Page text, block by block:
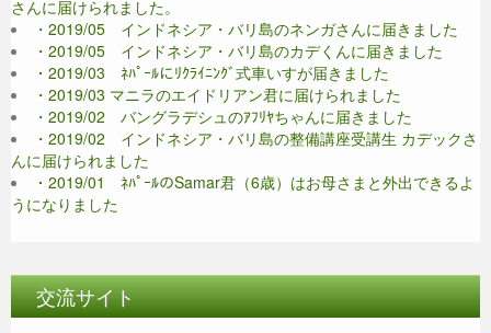
さんに届けられました。
・2019/05 インドネシア・バリ島のネンガさんに届きました
・2019/05 インドネシア・バリ島のカデくんに届きました
・2019/03 ﾈﾊﾟｰﾙにﾘｸﾗｲﾆﾝｸﾞ式車いすが届きました
・2019/03 マニラのエイドリアン君に届けられました
・2019/02 バングラデシュのｱﾌﾘﾔちゃんに届きました
・2019/02 インドネシア・バリ島の整備講座受講生 カデックさ
んに届けられました
・2019/01 ﾈﾊﾟｰﾙのSamar君（6歳）はお母さまと外出できるよ
うになりました
交流サイト